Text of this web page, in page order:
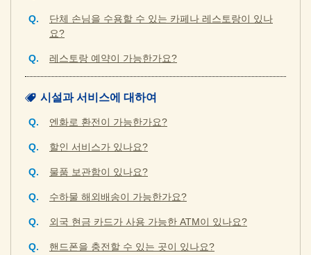
단체 손님을 수용할 수 있는 카페나 레스토랑이 있나
요?
레스토랑 예약이 가능한가요?
시설과 서비스에 대하여
엔화로 환전이 가능한가요?
할인 서비스가 있나요?
물품 보관함이 있나요?
수하물 해외배송이 가능한가요?
외국 현금 카드가 사용 가능한 ATM이 있나요?
핸드폰을 충전할 수 있는 곳이 있나요?